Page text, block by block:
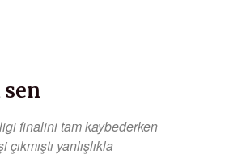
finalini tam kaybederken
yanlışlıkla